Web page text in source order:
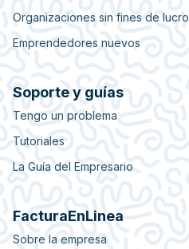
Organizaciones sin fines de lucro
Emprendedores nuevos
Soporte y guías
Tengo un problema
Tutoriales
La Guía del Empresario
FacturaEnLinea
Sobre la empresa